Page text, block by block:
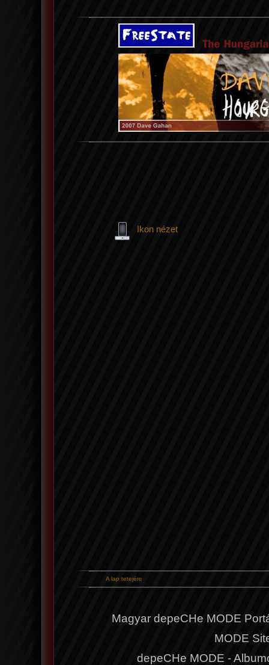
Ikon nézet
A lap tetejére
Magyar depeCHe MODE
MODE
depeCHe MODE -